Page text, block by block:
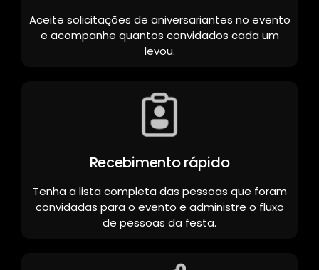
Aceite solicitações de aniversariantes no evento
e acompanhe quantos convidados cada um
levou.
Recebimento rápido
Tenha a lista completa das pessoas que foram
convidadas para o evento e administre o fluxo
de pessoas da festa.